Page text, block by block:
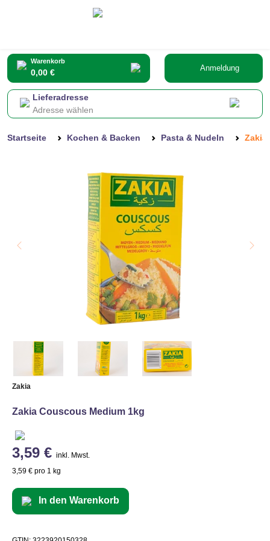
Warenkorb
0,00 € Anmeldung
Lieferadresse
Adresse wählen
Startseite Kochen & Backen Pasta & Nudeln Zakia
Zakia
Zakia Couscous Medium 1kg
3,59 € inkl. Mwst.
3,59 € pro 1 kg
In den Warenkorb